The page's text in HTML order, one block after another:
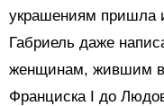
украшениям пришла
Габриель даже
женщинам, жившим в
Франциска I до